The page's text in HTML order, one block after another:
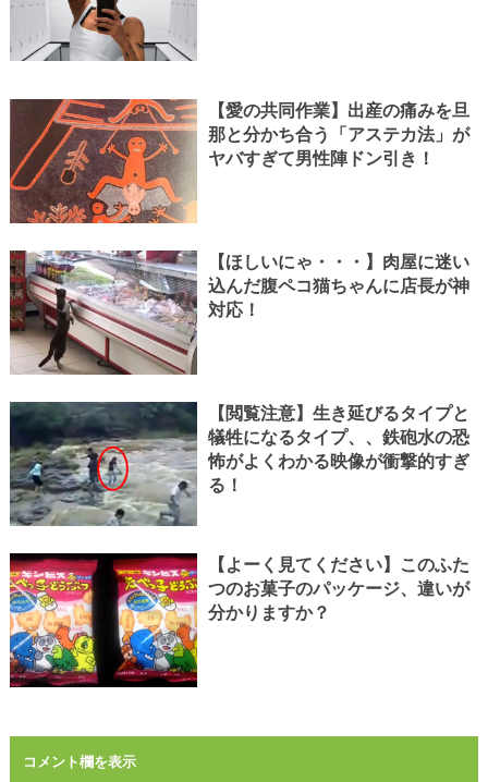
【愛の共同作業】出産の痛みを旦
那と分かち合う「アステカ法」が
ヤバすぎて男性陣ドン引き！
【ほしいにゃ・・・】肉屋に迷い
込んだ腹ペコ猫ちゃんに店長が神
対応！
【閲覧注意】生き延びるタイプと
犠牲になるタイプ、、鉄砲水の恐
怖がよくわかる映像が衝撃的すぎ
る！
【よーく見てください】このふた
つのお菓子のパッケージ、違いが
分かりますか？
コメント欄を表示